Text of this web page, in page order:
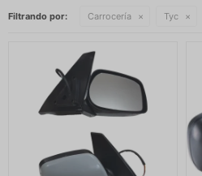
Filtrando por: Carrocería Tyc